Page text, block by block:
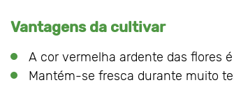
Vantagens da cultivar
A cor vermelha ardente das flores
Mantém-se fresca durante muito